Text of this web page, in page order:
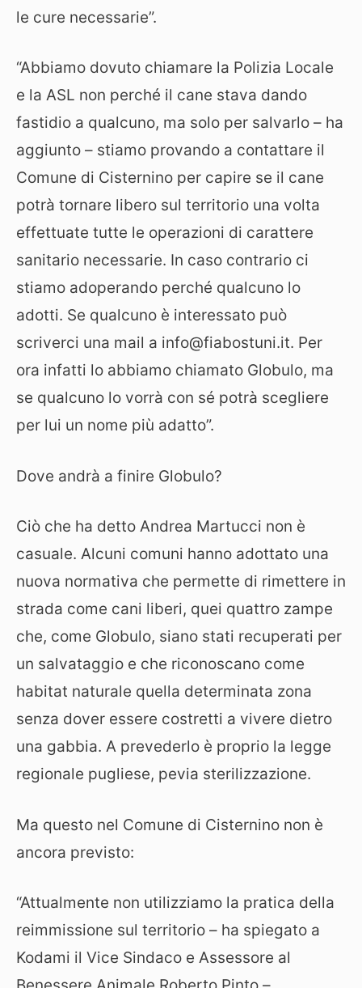
le cure necessarie”.
“Abbiamo dovuto chiamare la Polizia Locale
e la ASL non perché il cane stava dando
fastidio a qualcuno, ma solo per salvarlo – ha
aggiunto – stiamo provando a contattare il
Comune di Cisternino per capire se il cane
potrà tornare libero sul territorio una volta
effettuate tutte le operazioni di carattere
sanitario necessarie. In caso contrario ci
stiamo adoperando perché qualcuno lo
adotti. Se qualcuno è interessato può
scriverci una mail a info@fiabostuni.it. Per
ora infatti lo abbiamo chiamato Globulo, ma
se qualcuno lo vorrà con sé potrà scegliere
per lui un nome più adatto”.
Dove andrà a finire Globulo?
Ciò che ha detto Andrea Martucci non è
casuale. Alcuni comuni hanno adottato una
nuova normativa che permette di rimettere in
strada come cani liberi, quei quattro zampe
che, come Globulo, siano stati recuperati per
un salvataggio e che riconoscano come
habitat naturale quella determinata zona
senza dover essere costretti a vivere dietro
una gabbia. A prevederlo è proprio la legge
regionale pugliese, pevia sterilizzazione.
Ma questo nel Comune di Cisternino non è
ancora previsto:
“Attualmente non utilizziamo la pratica della
reimmissione sul territorio – ha spiegato a
Kodami il Vice Sindaco e Assessore al